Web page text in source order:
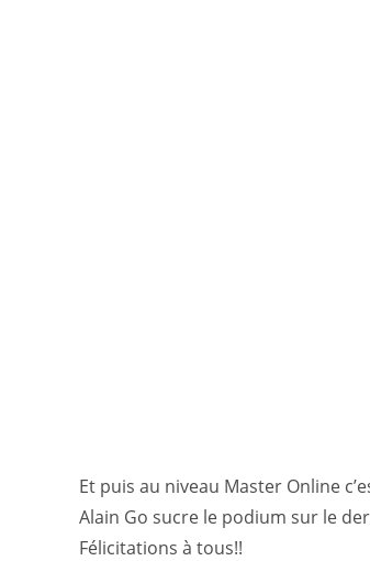
Et puis au niveau Master Online
Alain Go sucre le podium sur le
Félicitations à tous!!